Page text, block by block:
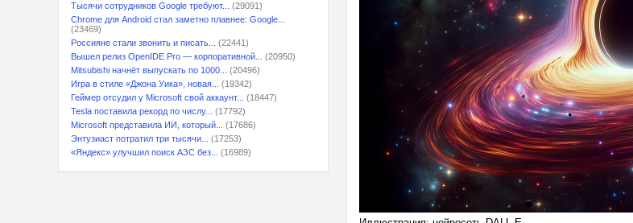
Тысячи сотрудников Google требуют...
(29091)
Chrome для Android стал заметно плавнее: Google...
(23469)
Россияне стали звонить и писать...
(22441)
Вышел релиз OpenIDE Pro — корпоративной...
(20950)
Mitsubishi начнёт выпускать по 1000...
(20496)
Игра в стиле «Джона Уика», новая...
(19342)
Геймер отсудил у Microsoft свой аккаунт...
(18447)
Tesla поставила рекорд по числу...
(17792)
Microsoft представила ИИ, который...
(17686)
Энтузиаст потратил три тысячи...
(17253)
«Яндекс» улучшил поиск АЗС без...
(16989)